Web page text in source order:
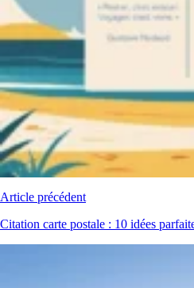
Article précédent
Citation carte postale : 10 idées